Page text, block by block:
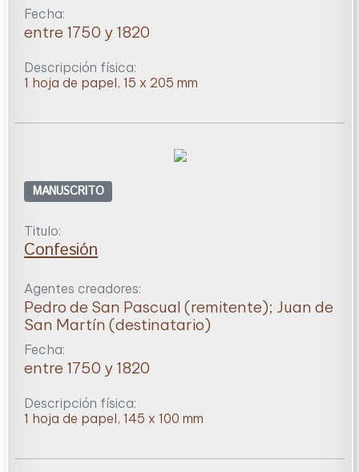
Fecha:
entre 1750 y 1820
Descripción física:
1 hoja de papel, 15 x 205 mm
MANUSCRITO
Titulo:
Confesión
Agentes creadores:
Pedro de San Pascual (remitente); Juan de
San Martín (destinatario)
Fecha:
entre 1750 y 1820
Descripción física:
1 hoja de papel, 145 x 100 mm